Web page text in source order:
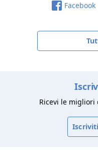
Facebook
Ricevi le